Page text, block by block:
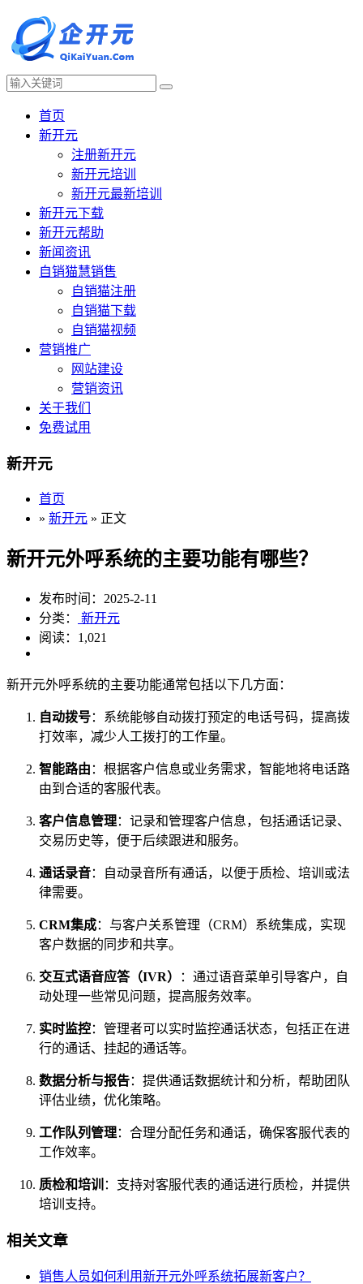
首页
新开元
注册新开元
新开元培训
新开元最新培训
新开元下载
新开元帮助
新闻资讯
自销猫慧销售
自销猫注册
自销猫下载
自销猫视频
营销推广
网站建设
营销资讯
关于我们
免费试用
新开元
首页
» 新开元 » 正文
新开元外呼系统的主要功能有哪些？
发布时间：2025-2-11
分类：
新开元
阅读：1,021
新开元外呼系统的主要功能通常包括以下几方面：
自动拨号：系统能够自动拨打预定的电话号码，提高拨
打效率，减少人工拨打的工作量。
智能路由 ：根据客户信息或业务需求，智能地将电话路
由到合适的客服代表。
客户信息管理：记录和管理客户信息，包括通话记录、
交易历史等，便于后续跟进和服务。
通话录音：自动录音所有通话，以便于质检、培训或法
律需要。
CRM集成：与客户关系管理（CRM）系统集成，实现
客户数据的同步和共享。
交互式语音应答（IVR）
：通过语音菜单引导客户，自
动处理一些常见问题，提高服务效率。
实时监控：管理者可以实时监控通话状态，包括正在进
行的通话、挂起的通话等。
数据分析与报告：提供通话数据统计和分析，帮助团队
评估业绩，优化策略。
工作队列管理：合理分配任务和通话，确保客服代表的
工作效率。
质检和培训 ：支持对客服代表的通话进行质检，并提供
培训支持。
相关文章
销售人员如何利用新开元外呼系统拓展新客户？